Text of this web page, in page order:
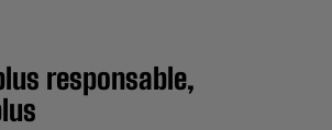
responsable,